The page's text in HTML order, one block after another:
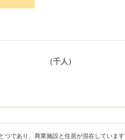
であり、商業施設と住居が混在していま